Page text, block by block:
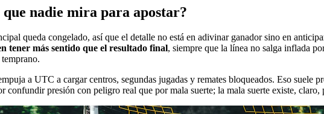
que nadie mira para apostar?
queda congelado, así que el detalle no está en adivinar ganador sino en
tener más sentido que el resultado final, siempre que la línea no salga inflada
a UTC a cargar centros, segundas jugadas y remates bloqueados. Eso
confundir presión con peligro real que por mala suerte; la mala suerte existe,